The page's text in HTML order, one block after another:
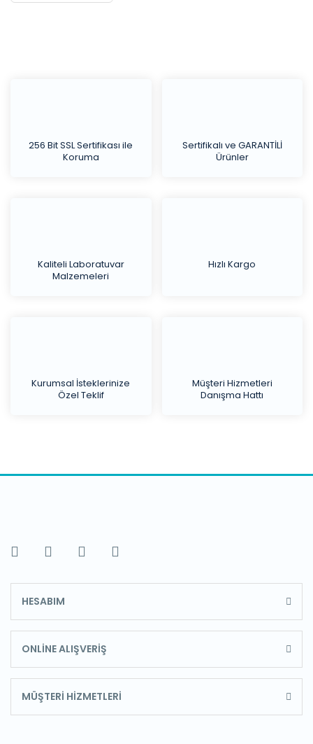
256 Bit SSL Sertifikası ile
Koruma
Sertifikalı ve GARANTİLİ
Ürünler
Kaliteli Laboratuvar
Malzemeleri
Hızlı Kargo
Kurumsal İsteklerinize
Özel Teklif
Müşteri Hizmetleri
Danışma Hattı
HESABIM
ONLİNE ALIŞVERİŞ
MÜŞTERİ HİZMETLERİ